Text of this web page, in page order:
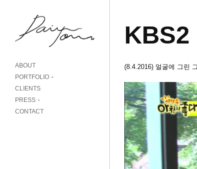
ABOUT
PORTFOLIO
CLIENTS
PRESS
CONTACT
KBS2
(8.4.2016) 얼굴에 그린